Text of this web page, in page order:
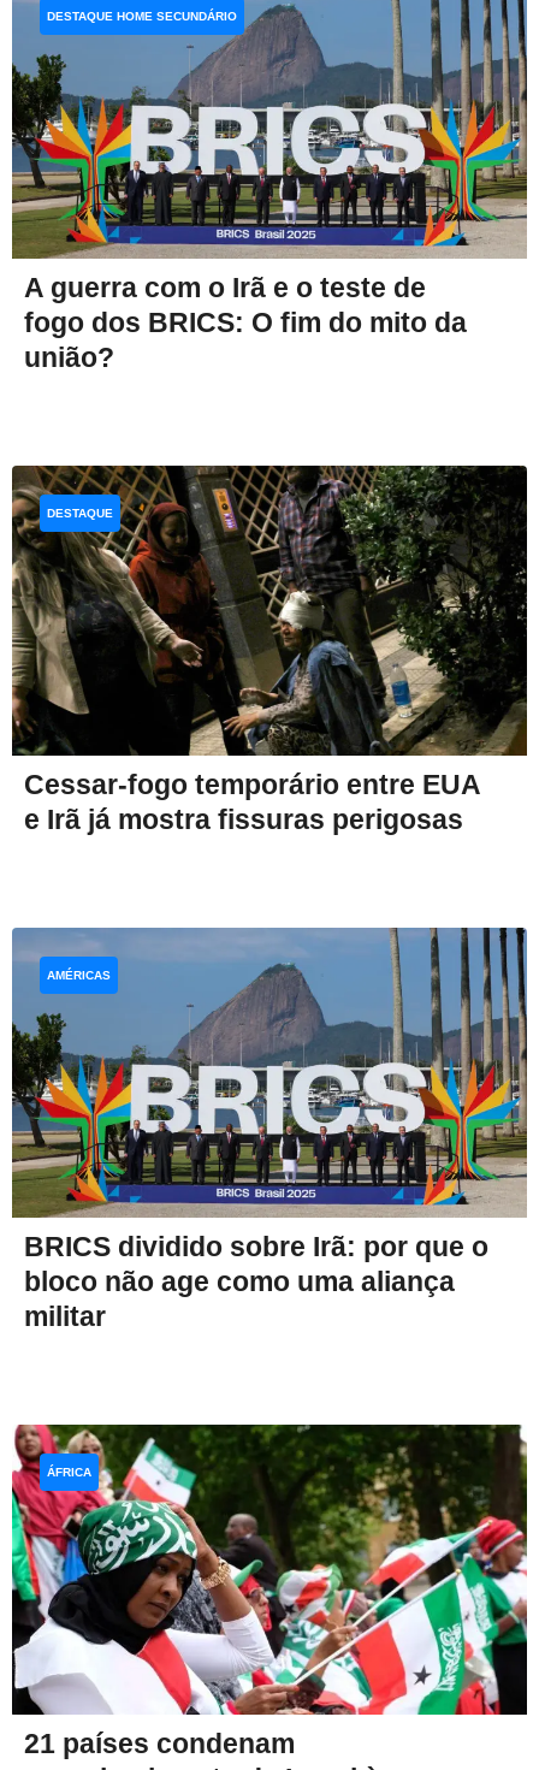
A guerra com o Irã e o teste de
fogo dos BRICS: O fim do mito da
união?
DESTAQUE HOME SECUNDÁRIO
Cessar-fogo temporário entre EUA
e Irã já mostra fissuras perigosas
DESTAQUE
BRICS dividido sobre Irã: por que o
bloco não age como uma aliança
militar
AMÉRICAS
21 países condenam
ÁFRICA